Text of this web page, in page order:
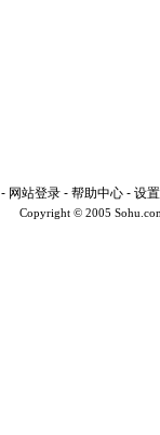
- 网站登录 - 帮助中心 - 设
Copyright © 2005